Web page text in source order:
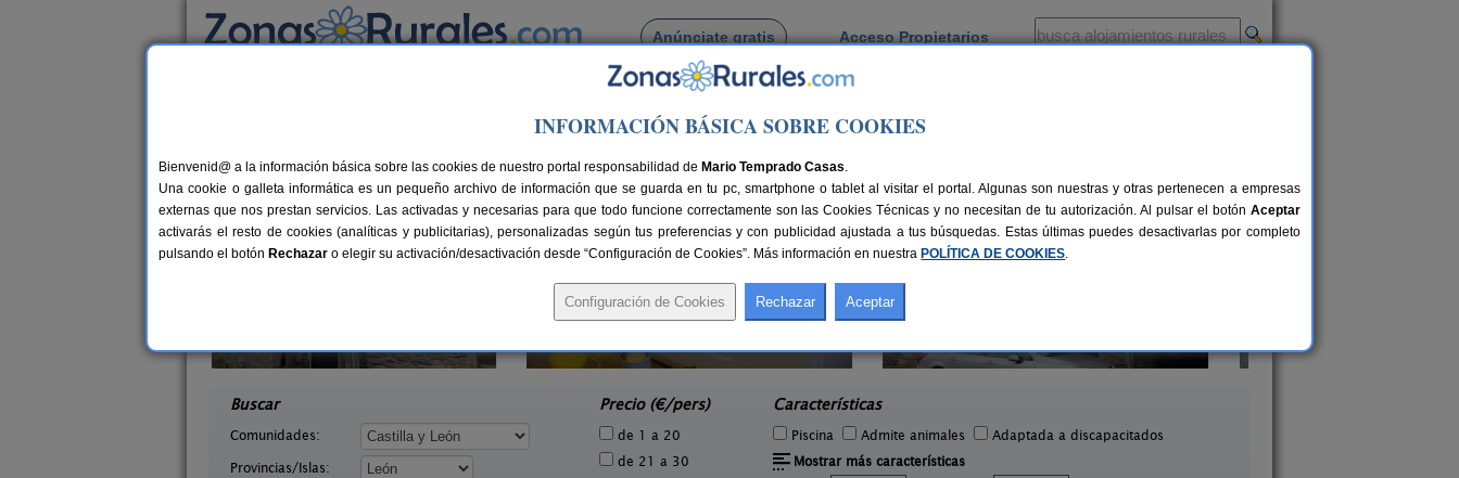
Anúnciate gratis Acceso Propietarios
Busca por pueblo
Casas Rurales cerca de Abano
36 €
El Barreiro
Buscar
Comunidades:
Provincias/Islas:
Precio (€/pers)
de 1 a 20
de 21 a 30
Características
Piscina Admite animales
Adaptada a discapacitados
Mostrar más características
INFORMACIÓN BÁSICA SOBRE COOKIES
Bienvenid@ a la información básica sobre las cookies de nuestro portal responsabilidad de Mario Temprado Casas.
Una cookie o galleta informática es un pequeño archivo de información que se guarda en tu pc, smartphone o tablet al visitar el portal. Algunas son nuestras y otras pertenecen a empresas
externas que nos prestan servicios. Las activadas y necesarias para que todo funcione correctamente son las Cookies Técnicas y no necesitan de tu autorización. Al pulsar el botón Aceptar
activarás el resto de cookies (analíticas y publicitarias), personalizadas según tus preferencias y con publicidad ajustada a tus búsquedas. Estas últimas puedes desactivarlas por completo
pulsando el botón Rechazar o elegir su activación/desactivación desde “Configuración de Cookies”. Más información en nuestra POLÍTICA DE COOKIES.